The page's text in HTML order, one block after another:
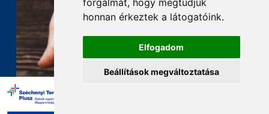
forgalmát, hogy megtudjuk
honnan érkeztek a látogatóink.
Elfogadom
Beállítások megváltoztatása